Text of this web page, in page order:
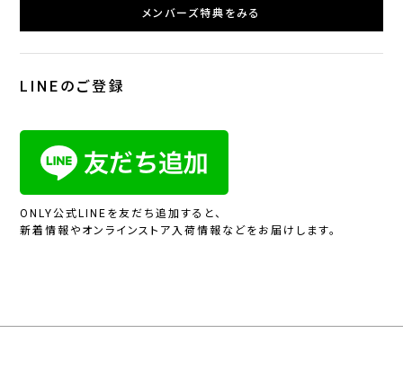
メンバーズ特典をみる
LINEのご登録
ONLY公式LINEを友だち追加すると、
新着情報やオンラインストア入荷情報などをお届けします。